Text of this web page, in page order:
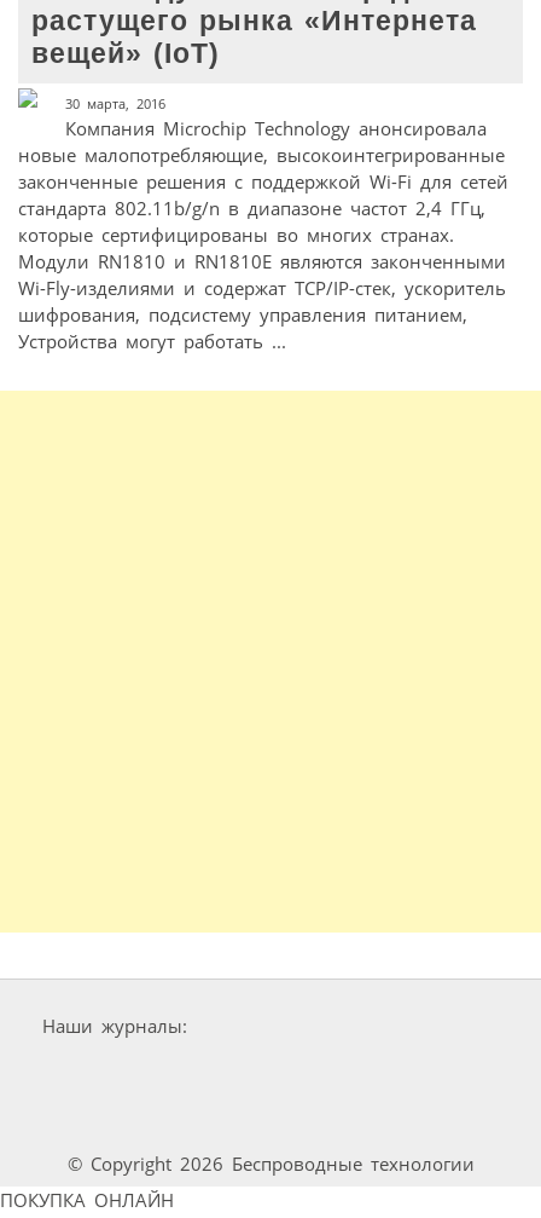
растущего рынка «Интернета
вещей» (IoT)
30 марта, 2016
Компания Microchip Technology анонсировала
новые малопотребляющие, высокоинтегрированные
законченные решения с поддержкой Wi-Fi для сетей
стандарта 802.11b/g/n в диапазоне частот 2,4 ГГц,
которые сертифицированы во многих странах.
Модули RN1810 и RN1810E являются законченными
Wi-Fly-изделиями и содержат TCP/IP-стек, ускоритель
шифрования, подсистему управления питанием,
Устройства могут работать ...
Наши журналы:
© Copyright 2026 Беспроводные технологии
ПОКУПКА ОНЛАЙН